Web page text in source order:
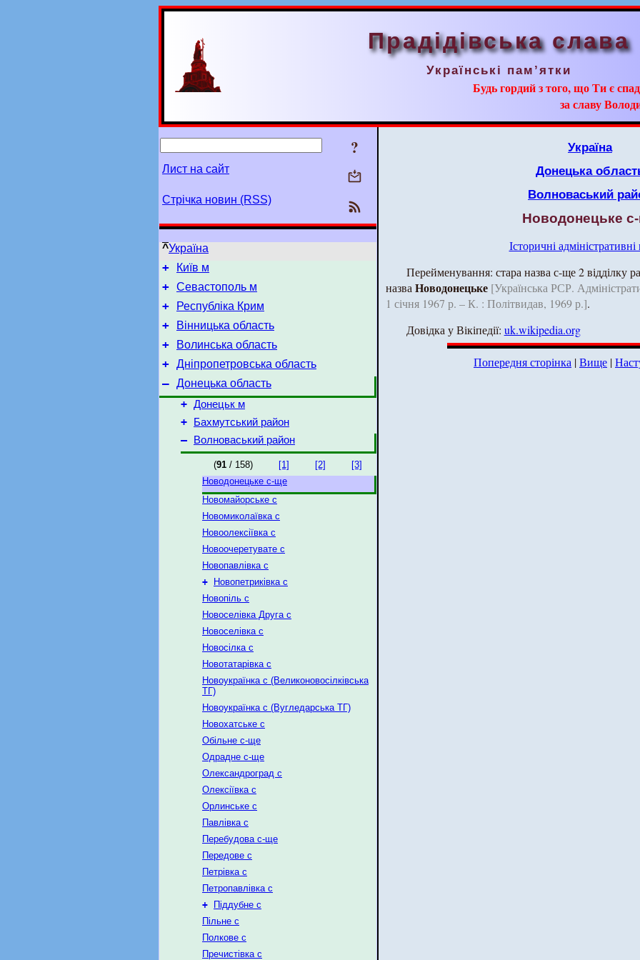
Прадідівська слава
Українські пам’ятки
Будь гордий з того, що Ти є
за славу
?
Лист на сайт
Стрічка новин (RSS)
^Україна
+ Київ м
+ Севастополь м
+ Республіка Крим
+ Вінницька область
+ Волинська область
+ Дніпропетровська область
– Донецька область
+ Донецьк м
+ Бахмутський район
– Волноваський район
(91 / 158) [1] [2]
[3]
Новодонецьке с-ще
Новомайорське с
Новомиколаївка с
Новоолексіївка с
Новоочеретувате с
Новопавлівка с
+
Новопетриківка с
Новопіль с
Новоселівка Друга с
Новоселівка с
Новосілка с
Новотатарівка с
Новоукраїнка с (Великоновосілківська
ТГ)
Новоукраїнка с (Вугледарська ТГ)
Новохатське с
Обільне с-ще
Одрадне с-ще
Олександроград с
Олексіївка с
Орлинське с
Павлівка с
Перебудова с-ще
Передове с
Петрівка с
Петропавлівка с
+
Піддубне с
Пільне с
Полкове с
Пречистівка с
Україна
Донецька
Волноваський
Новодонецьке
Історичні адміністративні
Перейменування: стара назва с-ще 2 відділку
назва Новодонецьке [Українська РСР.
1 січня 1967 р. – К. : Політвидав, 1969 р.].
Довідка у Вікіпедії: uk.wikipedia.org
Попередня сторінка |Вище |